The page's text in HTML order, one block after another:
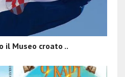
il Museo croato ..